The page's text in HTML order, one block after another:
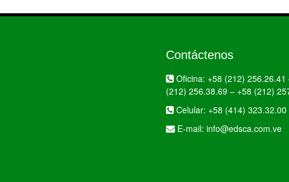
Contáctenos
Oficina: +58 (212) 256.26.41
(212) 256.38.69 – +58 (212)
Celular: +58 (414) 323.32.00
E-mail: info@edsca.com.ve